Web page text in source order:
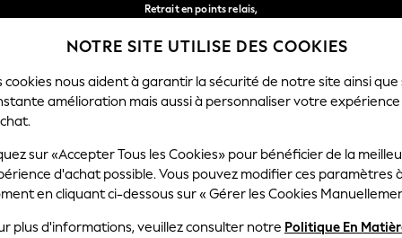
Retrait en points relais,
Livraison en 2-3 jours ouvrés*
FEMME HOMME MAISON
Nos réseaux sociaux
Sélectionnez Votre
Français
et mentions légales Ministères
NOTRE SITE UTILISE DES COOKIES
cookies nous aident à garantir la sécurité de notre site ainsi que
amélioration mais aussi à personnaliser votre expérience
sur «Accepter Tous les Cookies» pour bénéficier de la
d'achat possible. Vous pouvez modifier ces paramètres
en cliquant ci-dessous sur « Gérer les Cookies
plus d'informations, veuillez consulter notre Politique En